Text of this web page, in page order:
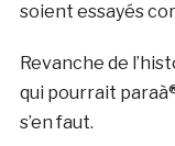
soient essayés
Revanche de
qui pourrait
s’en faut.